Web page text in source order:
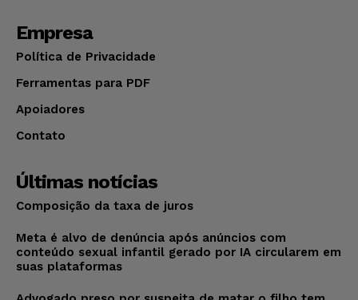
Empresa
Política de Privacidade
Ferramentas para PDF
Apoiadores
Contato
Últimas notícias
Composição da taxa de juros
Meta é alvo de denúncia após anúncios com
conteúdo sexual infantil gerado por IA circularem em
suas plataformas